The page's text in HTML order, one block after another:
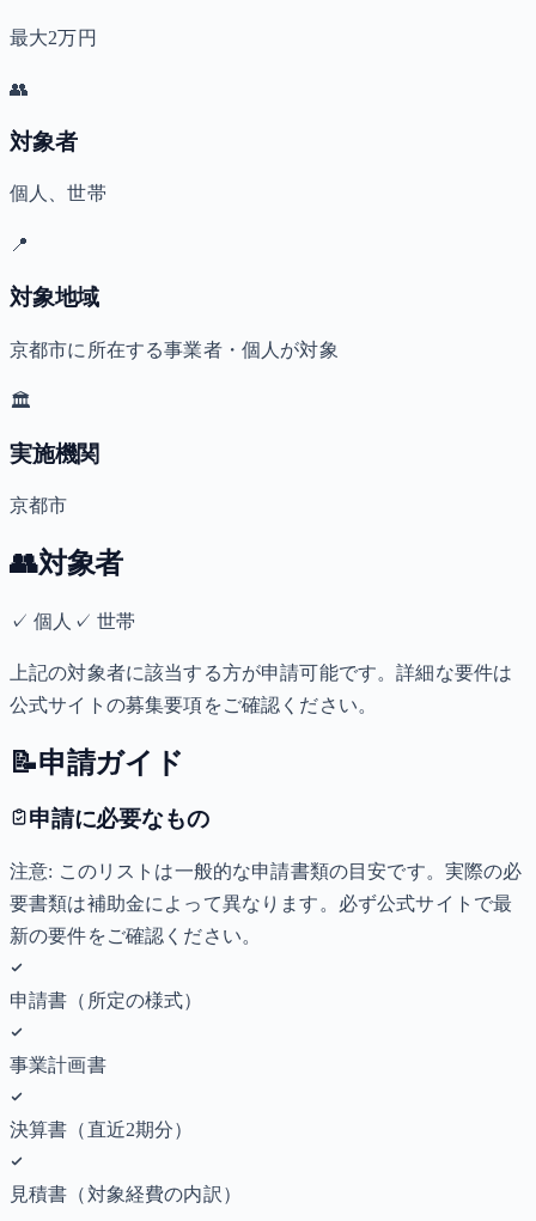
最大2万円
👥
対象者
個人、世帯
📍
対象地域
京都市に所在する事業者・個人が対象
🏛️
実施機関
京都市
👥対象者
✓個人 ✓ 世帯
上記の対象者に該当する方が申請可能です。詳細な要件は
公式サイトの募集要項をご確認ください。
📝申請ガイド
申請に必要なもの
注意: このリストは一般的な申請書類の目安です。実際の必
要書類は補助金によって異なります。必ず公式サイトで最
新の要件をご確認ください。
申請書（所定の様式）
事業計画書
決算書（直近2期分）
見積書（対象経費の内訳）